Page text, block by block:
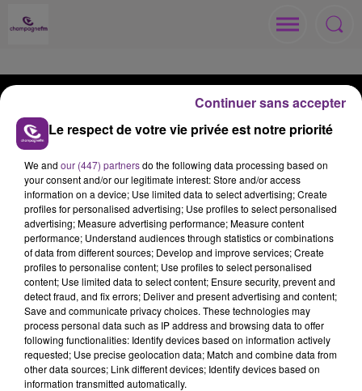
ACCUEIL RADIO
ACTUS
MÉDIAS
JEUX ANNONCEURS
Contacts Règlements
Recrutement
Mentions Légales
Gestion des cookies
Plan du site
Le respect de votre vie privée est notre priorité
We and our (447) partnersdo the following data processing based on
your consent and/or our legitimate interest: Store and/or access
information on a device; Use limited data to select advertising; Create
profiles for personalised advertising; Use profiles to select personalised
advertising; Measure advertising performance; Measure content
performance; Understand audiences through statistics or combinations
of data from different sources; Develop and improve services; Create
profiles to personalise content; Use profiles to select personalised
content; Use limited data to select content; Ensure security, prevent and
detect fraud, and fix errors; Deliver and present advertising and content;
Save and communicate privacy choices. These technologies may
process personal data such as IP address and browsing data to offer
following functionalities: Identify devices based on information actively
requested; Use precise geolocation data; Match and combine data from
other data sources; Link different devices; Identify devices based on
information transmitted automatically.
Continuer sans accepter